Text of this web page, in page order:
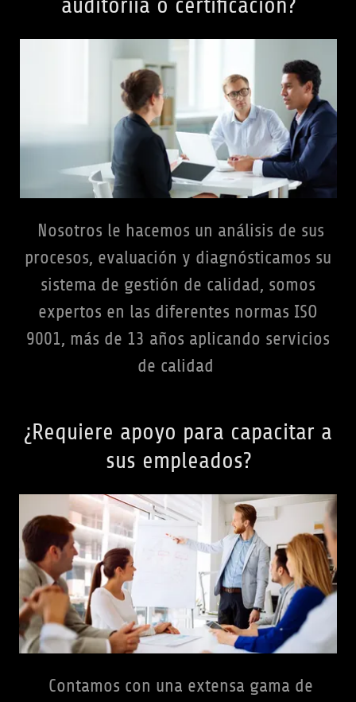
auditoríia o certificación?
Nosotros le hacemos un análisis de sus
procesos, evaluación y diagnósticamos su
sistema de gestión de calidad, somos
expertos en las diferentes normas ISO
9001, más de 13 años aplicando servicios
de calidad
¿Requiere apoyo para capacitar a
sus empleados?
Contamos con una extensa gama de